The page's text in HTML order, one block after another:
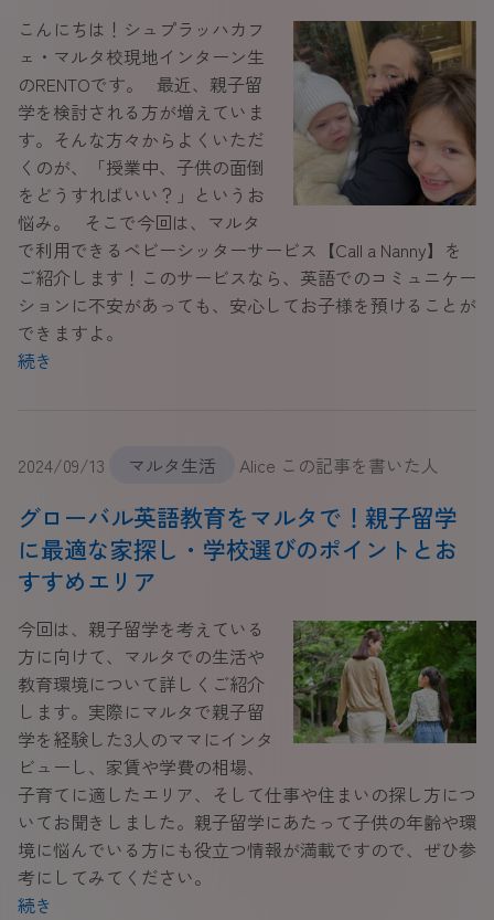
こんにちは！シュプラッハカフ
ェ・マルタ校現地インターン生
のRENTOです。 最近、親子留
学を検討される方が増えていま
す。そんな方々からよくいただ
くのが、「授業中、子供の面倒
をどうすればいい？」というお
悩み。 そこで今回は、マルタ
で利用できるベビーシッターサービス【Call a Nanny】を
ご紹介します！このサービスなら、英語でのコミュニケー
ションに不安があっても、安心してお子様を預けることが
できますよ。
続き
2024/09/13 マルタ生活 Alice この記事を書いた人
グローバル英語教育をマルタで！親子留学
に最適な家探し・学校選びのポイントとお
すすめエリア
今回は、親子留学を考えている
方に向けて、マルタでの生活や
教育環境について詳しくご紹介
します。実際にマルタで親子留
学を経験した3人のママにインタ
ビューし、家賃や学費の相場、
子育てに適したエリア、そして仕事や住まいの探し方につ
いてお聞きしました。親子留学にあたって子供の年齢や環
境に悩んでいる方にも役立つ情報が満載ですので、ぜひ参
考にしてみてください。
続き